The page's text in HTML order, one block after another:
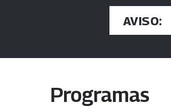
AVISO:
Programas